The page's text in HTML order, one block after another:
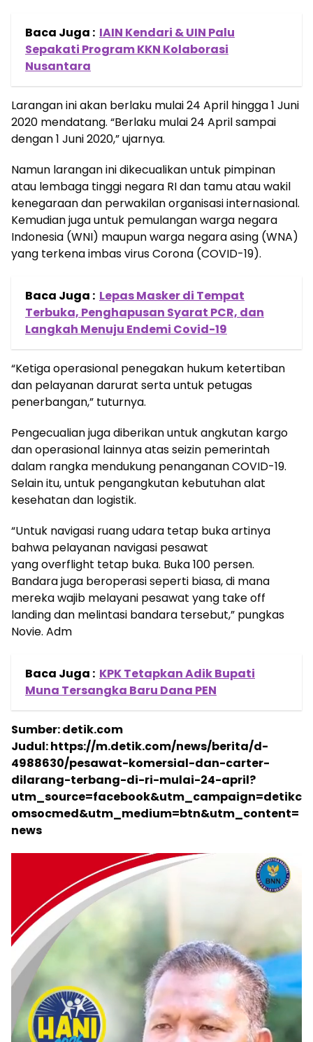
Baca Juga : IAIN Kendari & UIN Palu
Sepakati Program KKN Kolaborasi
Nusantara
Larangan ini akan berlaku mulai 24 April hingga 1 Juni
2020 mendatang. “Berlaku mulai 24 April sampai
dengan 1 Juni 2020,” ujarnya.
Namun larangan ini dikecualikan untuk pimpinan
atau lembaga tinggi negara RI dan tamu atau wakil
kenegaraan dan perwakilan organisasi internasional.
Kemudian juga untuk pemulangan warga negara
Indonesia (WNI) maupun warga negara asing (WNA)
yang terkena imbas virus Corona (COVID-19).
Baca Juga : Lepas Masker di Tempat
Terbuka, Penghapusan Syarat PCR, dan
Langkah Menuju Endemi Covid-19
“Ketiga operasional penegakan hukum ketertiban
dan pelayanan darurat serta untuk petugas
penerbangan,” tuturnya.
Pengecualian juga diberikan untuk angkutan kargo
dan operasional lainnya atas seizin pemerintah
dalam rangka mendukung penanganan COVID-19.
Selain itu, untuk pengangkutan kebutuhan alat
kesehatan dan logistik.
“Untuk navigasi ruang udara tetap buka artinya
bahwa pelayanan navigasi pesawat
yang overflight tetap buka. Buka 100 persen.
Bandara juga beroperasi seperti biasa, di mana
mereka wajib melayani pesawat yang take off
landing dan melintasi bandara tersebut,” pungkas
Novie. Adm
Baca Juga : KPK Tetapkan Adik Bupati
Muna Tersangka Baru Dana PEN
Sumber: detik.com
Judul: https://m.detik.com/news/berita/d-
4988630/pesawat-komersial-dan-carter-
dilarang-terbang-di-ri-mulai-24-april?
utm_source=facebook&utm_campaign=detikc
omsocmed&utm_medium=btn&utm_content=
news